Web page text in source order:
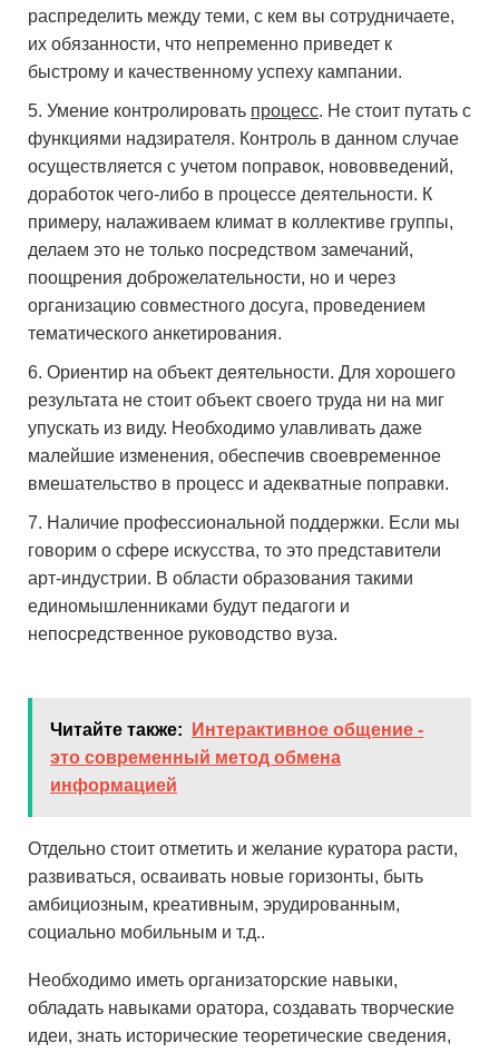
распределить между теми, с кем вы сотрудничаете,
их обязанности, что непременно приведет к
быстрому и качественному успеху кампании.
Умение контролировать процесс. Не стоит путать с
функциями надзирателя. Контроль в данном случае
осуществляется с учетом поправок, нововведений,
доработок чего-либо в процессе деятельности. К
примеру, налаживаем климат в коллективе группы,
делаем это не только посредством замечаний,
поощрения доброжелательности, но и через
организацию совместного досуга, проведением
тематического анкетирования.
Ориентир на объект деятельности. Для хорошего
результата не стоит объект своего труда ни на миг
упускать из виду. Необходимо улавливать даже
малейшие изменения, обеспечив своевременное
вмешательство в процесс и адекватные поправки.
Наличие профессиональной поддержки. Если мы
говорим о сфере искусства, то это представители
арт-индустрии. В области образования такими
единомышленниками будут педагоги и
непосредственное руководство вуза.
Читайте также:
Интерактивное общение -
это современный метод обмена
информацией
Отдельно стоит отметить и желание куратора расти,
развиваться, осваивать новые горизонты, быть
амбициозным, креативным, эрудированным,
социально мобильным и т.д..
Необходимо иметь организаторские навыки,
обладать навыками оратора, создавать творческие
идеи, знать исторические теоретические сведения,